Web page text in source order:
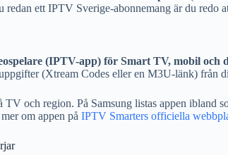
ett IPTV Sverige-abonnemang är du redo
(IPTV-app) för Smart TV, mobil och
(Xtream Codes eller en M3U-länk) från
TV och region. På Samsung listas appen ibland
om appen på IPTV Smarters officiella